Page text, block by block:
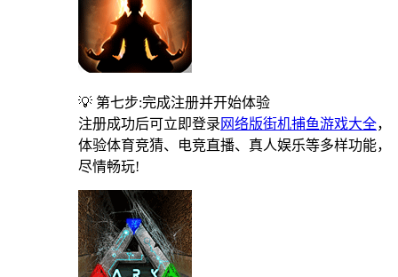
💡 第七步:完成注册并开始体验
注册成功后可立即登录 网络版街机捕鱼游戏大全，
体验体育竞猜、电竞直播、真人娱乐等多样功能，
尽情畅玩!